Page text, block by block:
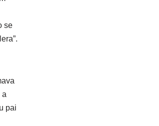
se
a
pai